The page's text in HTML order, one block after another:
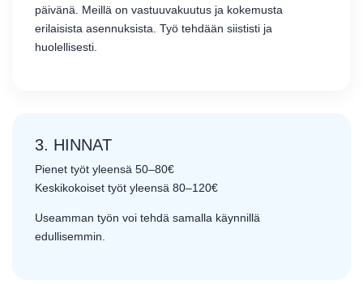
päivänä. Meillä on vastuuvakuutus ja kokemusta
erilaisista asennuksista. Työ tehdään siististi ja
huolellisesti.
3. HINNAT
Pienet työt yleensä 50–80€
Keskikokoiset työt yleensä 80–120€
Useamman työn voi tehdä samalla käynnillä
edullisemmin.